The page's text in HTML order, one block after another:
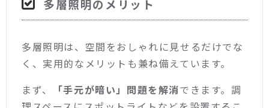
多層照明のメリット
多層照明は、空間をおしゃれに見せるだけでな
く、実用的なメリットも兼ね備えています。
まず、
「手元が暗い」問題を解消できます。調